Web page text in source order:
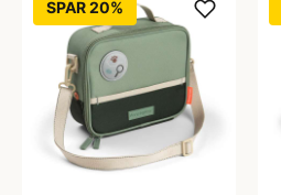
SPAR 20%